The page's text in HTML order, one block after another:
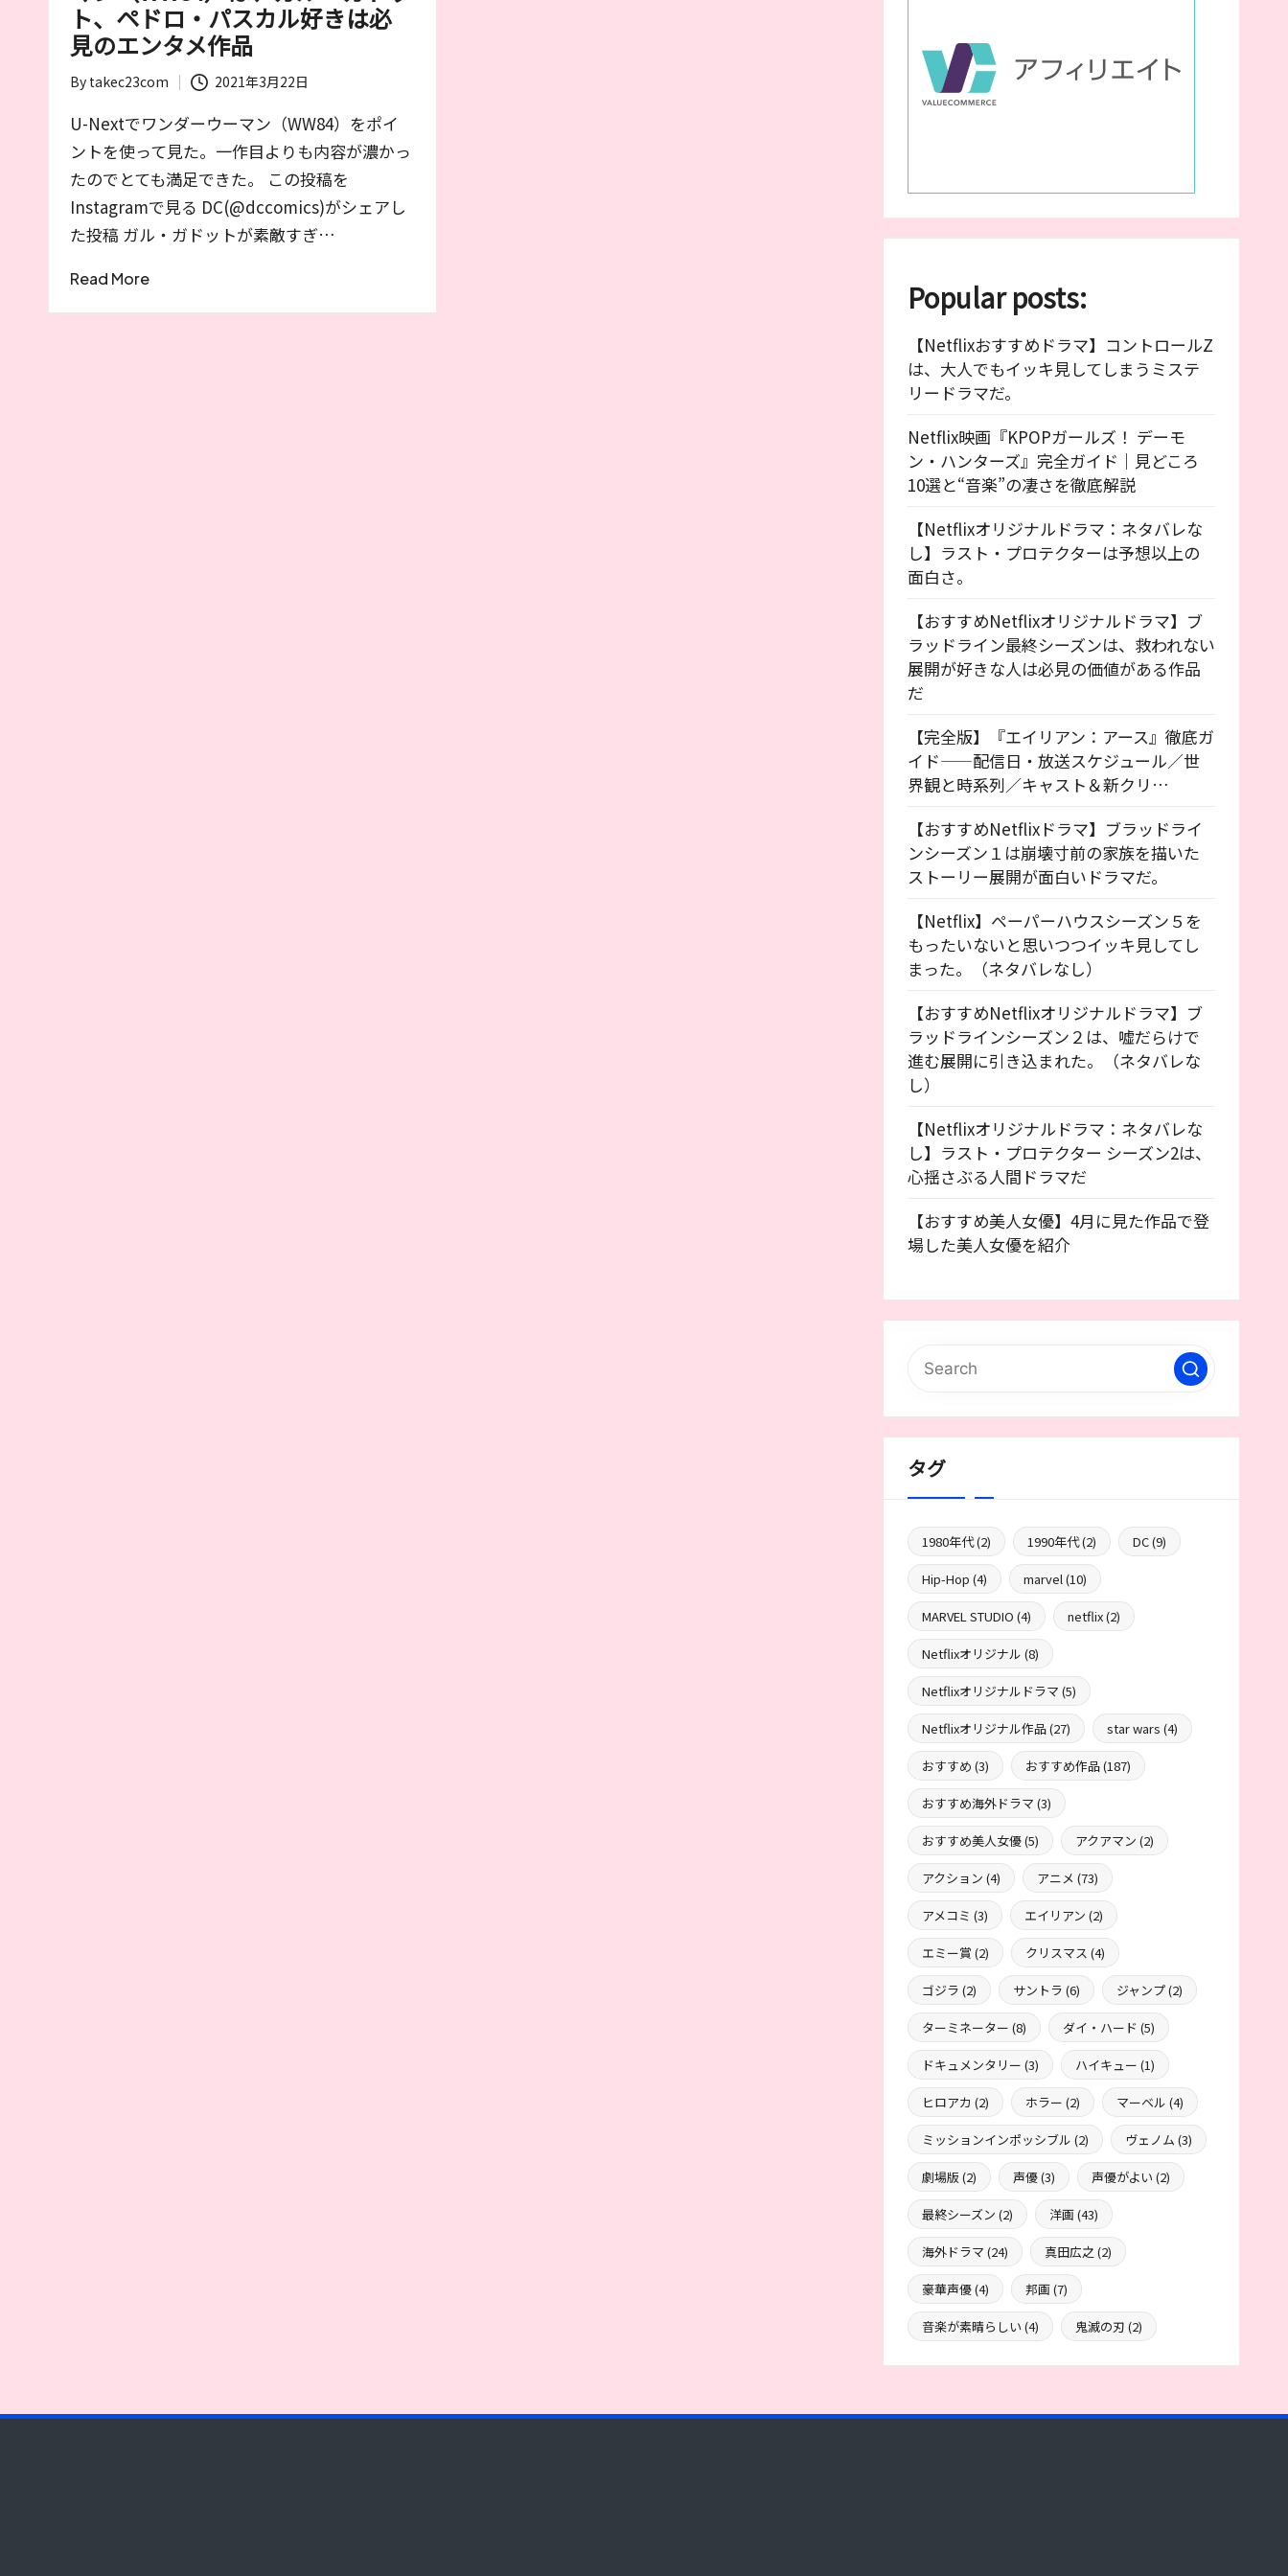
ト、ペドロ・パスカル好きは必
見のエンタメ作品
Posted
by
By takec23com 2021年3月22日
U-Nextでワンダーウーマン（WW84）をポイ
ントを使って見た。一作目よりも内容が濃かっ
たのでとても満足できた。 この投稿を
Instagramで見る DC(@dccomics)がシェアし
た投稿 ガル・ガドットが素敵すぎ…
Read More Popular posts:
【Netflixおすすめドラマ】コントロールZ
は、大人でもイッキ見してしまうミステ
リードラマだ。
Netflix映画『KPOPガールズ！ デーモ
ン・ハンターズ』完全ガイド｜見どころ
10選と“音楽”の凄さを徹底解説
【Netflixオリジナルドラマ：ネタバレな
し】ラスト・プロテクターは予想以上の
面白さ。
【おすすめNetflixオリジナルドラマ】ブ
ラッドライン最終シーズンは、救われない
展開が好きな人は必見の価値がある作品
だ
【完全版】『エイリアン：アース』徹底ガ
イド——配信日・放送スケジュール／世
界観と時系列／キャスト＆新クリ…
【おすすめNetflixドラマ】ブラッドライ
ンシーズン１は崩壊寸前の家族を描いた
ストーリー展開が面白いドラマだ。
【Netflix】ペーパーハウスシーズン５を
もったいないと思いつつイッキ見してし
まった。（ネタバレなし）
【おすすめNetflixオリジナルドラマ】ブ
ラッドラインシーズン２は、嘘だらけで
進む展開に引き込まれた。（ネタバレな
し）
【Netflixオリジナルドラマ：ネタバレな
し】ラスト・プロテクター シーズン2は、
心揺さぶる人間ドラマだ
【おすすめ美人女優】4月に見た作品で登
場した美人女優を紹介
タグ
1980年代(2) 1990年代(2) DC(9)
Hip-Hop (4) marvel(10)
MARVEL STUDIO (4) netflix(2)
Netflixオリジナル (8)
Netflixオリジナルドラマ (5)
Netflixオリジナル作品(27) star wars (4)
おすすめ (3) おすすめ作品(187)
おすすめ海外ドラマ (3)
おすすめ美人女優(5) アクアマン (2)
アクション (4) アニメ (73)
アメコミ (3) エイリアン (2)
エミー賞 (2) クリスマス (4)
ゴジラ (2) サントラ (6) ジャンプ(2)
ターミネーター (8) ダイ・ハード (5)
ドキュメンタリー (3) ハイキュー (1)
ヒロアカ (2) ホラー (2) マーベル (4)
ミッションインポッシブル (2) ヴェノム (3)
劇場版 (2) 声優(3) 声優がよい (2)
最終シーズン (2) 洋画(43)
海外ドラマ (24) 真田広之 (2)
豪華声優(4) 邦画(7)
音楽が素晴らしい (4) 鬼滅の刃 (2)